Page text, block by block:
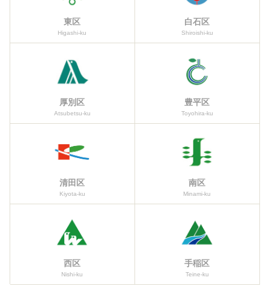
東区
Higashi-ku
白石区
Shiroishi-ku
厚別区
Atsubetsu-ku
豊平区
Toyohira-ku
清田区
Kiyota-ku
南区
Minami-ku
西区
Nishi-ku
手稲区
Teine-ku